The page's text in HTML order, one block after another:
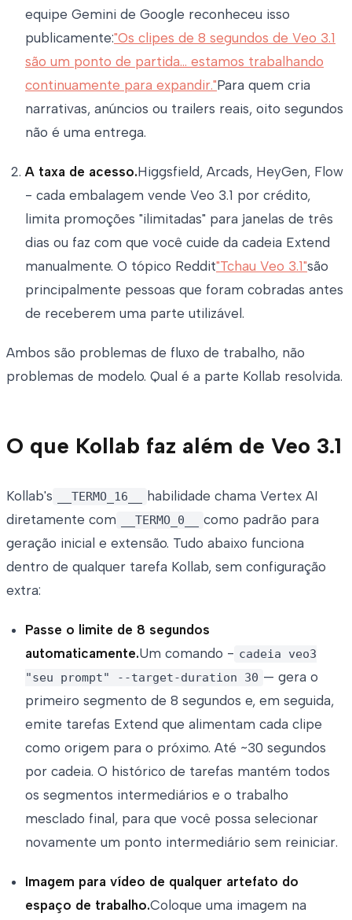
equipe Gemini de Google reconheceu isso
publicamente:"Os clipes de 8 segundos de Veo 3.1
são um ponto de partida... estamos trabalhando
continuamente para expandir."Para quem cria
narrativas, anúncios ou trailers reais, oito segundos
não é uma entrega.
A taxa de acesso.Higgsfield, Arcads, HeyGen, Flow
- cada embalagem vende Veo 3.1 por crédito,
limita promoções "ilimitadas" para janelas de três
dias ou faz com que você cuide da cadeia Extend
manualmente. O tópico Reddit"Tchau Veo 3.1"são
principalmente pessoas que foram cobradas antes
de receberem uma parte utilizável.
Ambos são problemas de fluxo de trabalho, não
problemas de modelo. Qual é a parte Kollab resolvida.
O que Kollab faz além de Veo 3.1
Kollab's __TERMO_16__
habilidade chama Vertex AI
diretamente com
__TERMO_0__
como padrão para
geração inicial e extensão. Tudo abaixo funciona
dentro de qualquer tarefa Kollab, sem configuração
extra:
Passe o limite de 8 segundos
automaticamente.Um comando - cadeia veo3
"seu prompt" --target-duration 30 — gera o
primeiro segmento de 8 segundos e, em seguida,
emite tarefas Extend que alimentam cada clipe
como origem para o próximo. Até ~30 segundos
por cadeia. O histórico de tarefas mantém todos
os segmentos intermediários e o trabalho
mesclado final, para que você possa selecionar
novamente um ponto intermediário sem reiniciar.
Imagem para vídeo de qualquer artefato do
espaço de trabalho.Coloque uma imagem na